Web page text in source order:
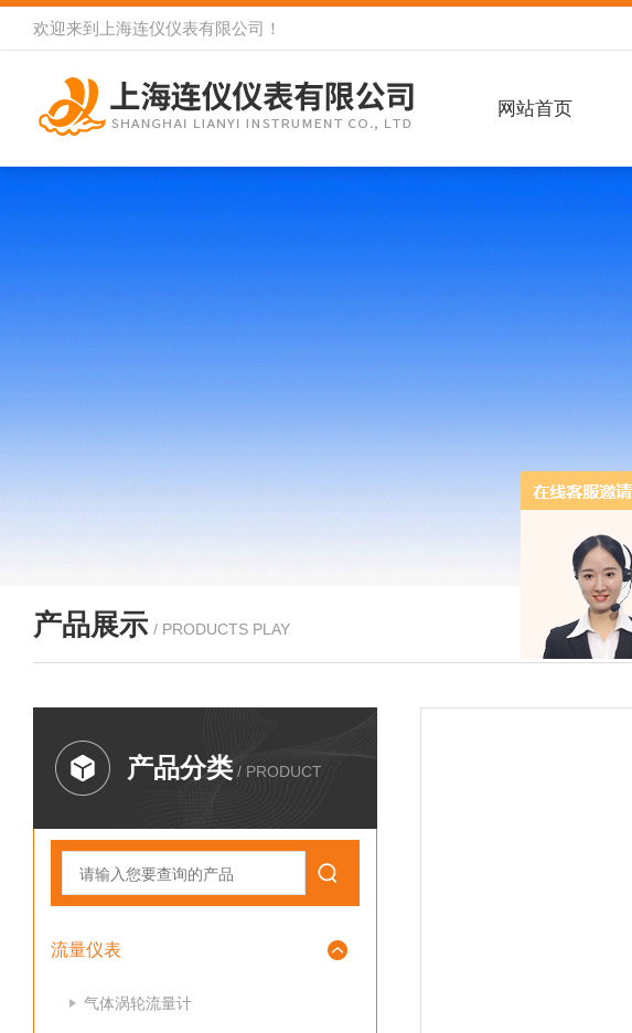
欢迎来到 上海连仪仪表有限公司 ！
网站首页
产品展示 / PRODUCTS PLAY
产品分类 / PRODUCT
流量仪表
气体涡轮流量计